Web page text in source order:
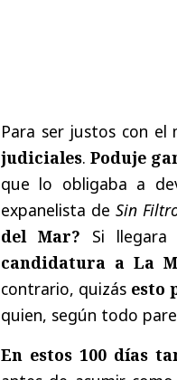
Para ser justos con
judiciales.Poduje
que lo obligaba a
expanelista de Sin
del Mar? Si
candidatura a La
contrario, quizás esto
quien, según todo
En estos 100 días